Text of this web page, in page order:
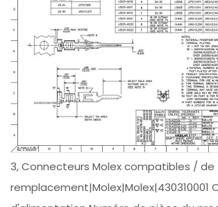
3, Connecteurs Molex compatibles / de
remplacement|Molex|Molex|430310001